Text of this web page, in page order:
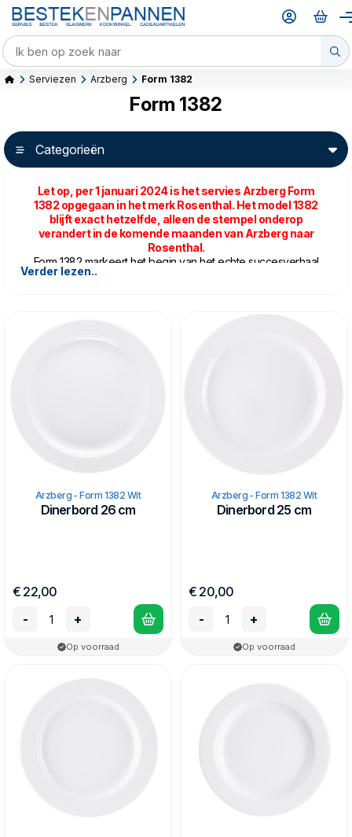
Serviezen Arzberg Form 1382
Form 1382
Categorieën
Let op, per 1 januari 2024 is het servies Arzberg Form
1382 opgegaan in het merk Rosenthal. Het model 1382
blijft exact hetzelfde, alleen de stempel onderop
verandert in de komende maanden van Arzberg naar
Rosenthal.
Form 1382 markeert het begin van het echte succesverhaal
van Arzberg. De jonge, net afgestudeerde ontwerper
te schrapen, laat staan dat serviesdelen mooi waren om naar
functioneel, beeldschoon om zijn simpliciteit en elke dag te
gebruiken voor elke gelegenheid. Dit servies is opgenomen in
Verder lezen..
Arzberg - Form 1382 Wit
Dinerbord 26 cm
€ 22,00
-
+
Op voorraad
Arzberg - Form 1382 Wit
Dinerbord 25 cm
€ 20,00
-
+
Op voorraad